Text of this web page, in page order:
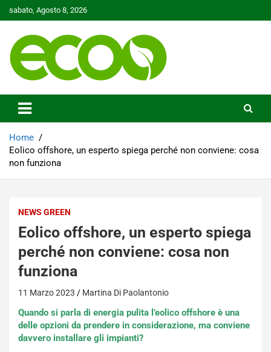
to
sabato, Agosto 8, 2026
Ecoo.it
Home
Eolico offshore, un esperto spiega perché non conviene: cosa
non funziona
NEWS GREEN
Eolico offshore, un esperto spiega
perché non conviene: cosa non
funziona
11 Marzo 2023 Martina Di Paolantonio
Quando si parla di energia pulita l’eolico offshore è una
delle opzioni da prendere in considerazione, ma conviene
davvero installare gli impianti?